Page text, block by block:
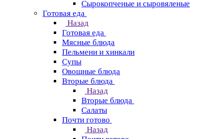
Сырокопченые и сыровяленые
Готовая еда
Назад
Готовая еда
Мясные блюда
Пельмени и хинкали
Супы
Овощные блюда
Вторые блюда
Назад
Вторые блюда
Салаты
Почти готово
Назад